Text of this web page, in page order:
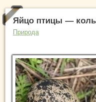
Яйцо птицы —
Природа